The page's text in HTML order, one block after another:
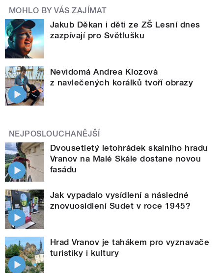
MOHLO BY VÁS ZAJÍMAT
Jakub Děkan i děti ze ZŠ Lesní dnes
zazpívají pro Světlušku
Nevidomá Andrea Klozová
z navlečených korálků tvoří obrazy
NEJPOSLOUCHANĚJŠÍ
Dvousetletý letohrádek skalního hradu
Vranov na Malé Skále dostane novou
fasádu
Jak vypadalo vysídlení a následné
znovuosídlení Sudet v roce 1945?
Hrad Vranov je tahákem pro vyznavače
turistiky i kultury